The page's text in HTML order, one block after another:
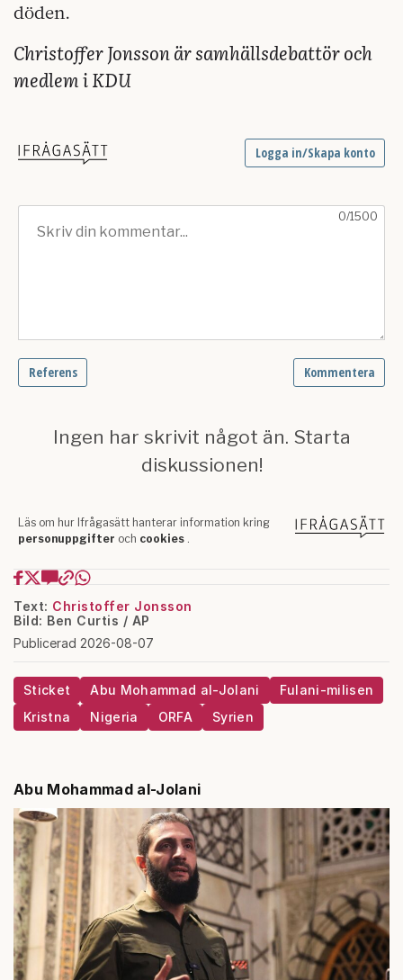
döden.
Christoffer Jonsson är samhällsdebattör och
medlem i KDU
Text: Christoffer Jonsson
Bild: Ben Curtis / AP
Publicerad 2026-08-07
Sticket Abu Mohammad al-Jolani
Fulani-milisen
Kristna
Nigeria ORFA Syrien
Abu Mohammad al-Jolani